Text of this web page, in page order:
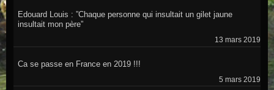
Edouard Louis : ”Chaque personne qui insultait un gilet jaune
insultait mon père”
13 mars 2019
Ca se passe en France en 2019 !!!
5 mars 2019